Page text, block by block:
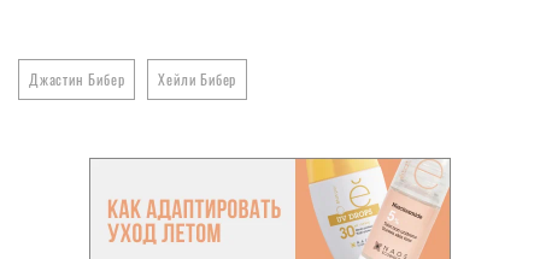
Джастин Бибер Хейли Бибер